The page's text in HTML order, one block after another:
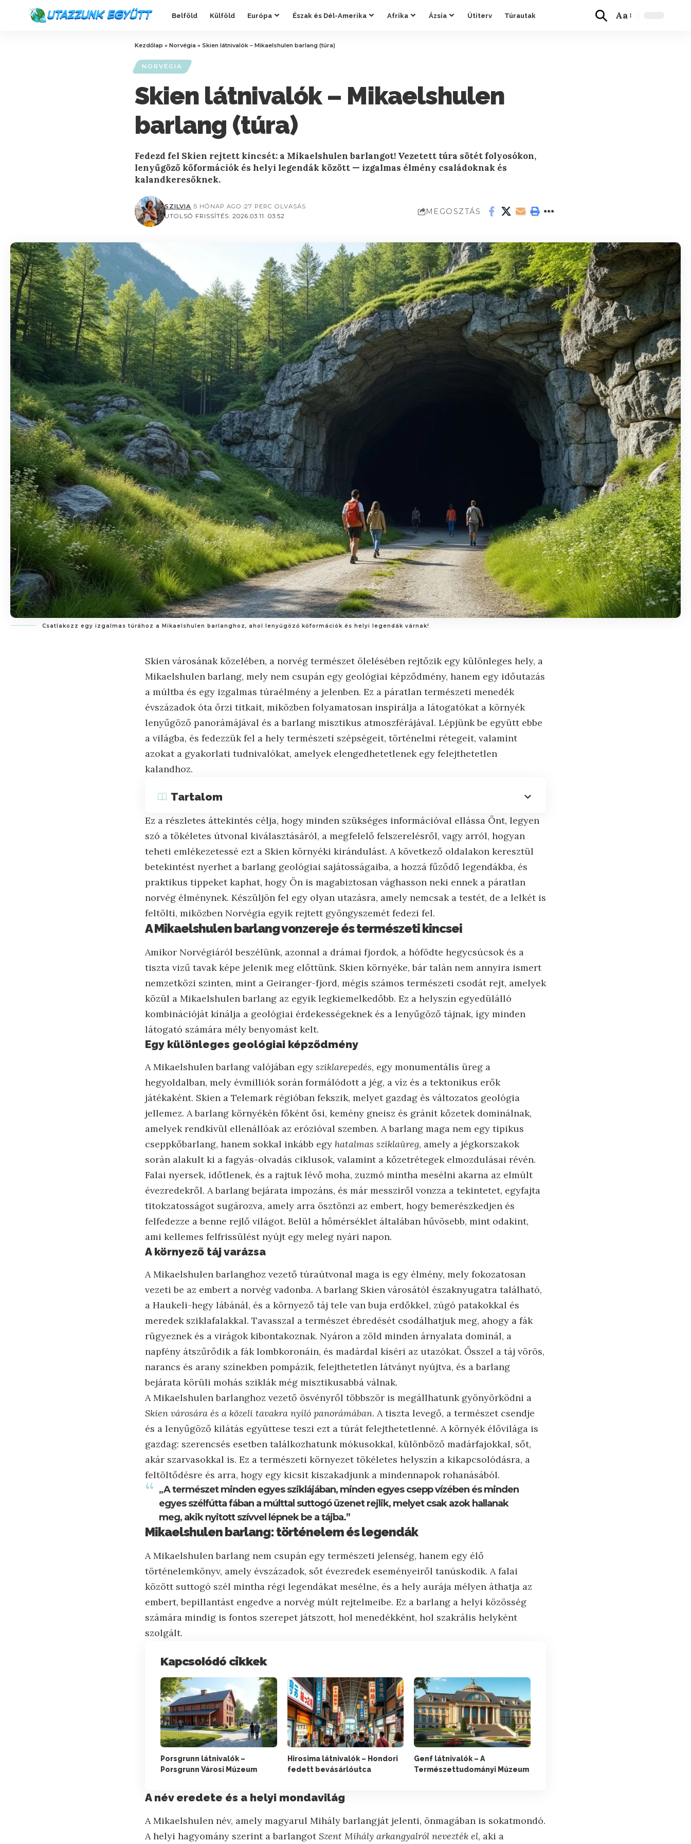
Belföld Külföld Európa Észak és Dél-Amerika Afrika Ázsia Útiterv Túrautak Aa
Kezdőlap » Norvégia » Skien látnivalók – Mikaelshulen barlang (túra)
NORVÉGIA
Skien látnivalók – Mikaelshulen
barlang (túra)
Fedezd fel Skien rejtett kincsét: a Mikaelshulen barlangot! Vezetett túra sötét folyosókon,
lenyűgöző kőformációk és helyi legendák között — izgalmas élmény családoknak és
kalandkeresőknek.
UTOLSÓ FRISSÍTÉS: 2026.03.11. 03:52
SZILVIA 5 HÓNAP AGO 27 PERC OLVASÁS
MEGOSZTÁS
Csatlakozz egy izgalmas túrához a Mikaelshulen barlanghoz, ahol lenyűgöző kőformációk és helyi legendák várnak!
Skien városának közelében, a norvég természet ölelésében rejtőzik egy különleges hely, a
Mikaelshulen barlang, mely nem csupán egy geológiai képződmény, hanem egy időutazás
a múltba és egy izgalmas túraélmény a jelenben. Ez a páratlan természeti menedék
évszázadok óta őrzi titkait, miközben folyamatosan inspirálja a látogatókat a környék
lenyűgöző panorámájával és a barlang misztikus atmoszférájával. Lépjünk be együtt ebbe
a világba, és fedezzük fel a hely természeti szépségeit, történelmi rétegeit, valamint
azokat a gyakorlati tudnivalókat, amelyek elengedhetetlenek egy felejthetetlen
kalandhoz.
Tartalom
Ez a részletes áttekintés célja, hogy minden szükséges információval ellássa Önt, legyen
szó a tökéletes útvonal kiválasztásáról, a megfelelő felszerelésről, vagy arról, hogyan
teheti emlékezetessé ezt a Skien környéki kirándulást. A következő oldalakon keresztül
betekintést nyerhet a barlang geológiai sajátosságaiba, a hozzá fűződő legendákba, és
praktikus tippeket kaphat, hogy Ön is magabiztosan vághasson neki ennek a páratlan
norvég élménynek. Készüljön fel egy olyan utazásra, amely nemcsak a testét, de a lelkét is
feltölti, miközben Norvégia egyik rejtett gyöngyszemét fedezi fel.
A Mikaelshulen barlang vonzereje és természeti kincsei
Amikor Norvégiáról beszélünk, azonnal a drámai fjordok, a hófödte hegycsúcsok és a
tiszta vizű tavak képe jelenik meg előttünk. Skien környéke, bár talán nem annyira ismert
nemzetközi szinten, mint a Geiranger-fjord, mégis számos természeti csodát rejt, amelyek
közül a Mikaelshulen barlang az egyik legkiemelkedőbb. Ez a helyszín egyedülálló
kombinációját kínálja a geológiai érdekességeknek és a lenyűgöző tájnak, így minden
látogató számára mély benyomást kelt.
Egy különleges geológiai képződmény
A Mikaelshulen barlang valójában egy sziklarepedés, egy monumentális üreg a
hegyoldalban, mely évmilliók során formálódott a jég, a víz és a tektonikus erők
játékaként. Skien a Telemark régióban fekszik, melyet gazdag és változatos geológia
jellemez. A barlang környékén főként ősi, kemény gneisz és gránit kőzetek dominálnak,
amelyek rendkívül ellenállóak az erózióval szemben. A barlang maga nem egy tipikus
cseppkőbarlang, hanem sokkal inkább egy hatalmas sziklaüreg, amely a jégkorszakok
során alakult ki a fagyás-olvadás ciklusok, valamint a kőzetrétegek elmozdulásai révén.
Falai nyersek, időtlenek, és a rajtuk lévő moha, zuzmó mintha mesélni akarna az elmúlt
évezredekről. A barlang bejárata impozáns, és már messziről vonzza a tekintetet, egyfajta
titokzatosságot sugározva, amely arra ösztönzi az embert, hogy bemerészkedjen és
felfedezze a benne rejlő világot. Belül a hőmérséklet általában hűvösebb, mint odakint,
ami kellemes felfrissülést nyújt egy meleg nyári napon.
A környező táj varázsa
A Mikaelshulen barlanghoz vezető túraútvonal maga is egy élmény, mely fokozatosan
vezeti be az embert a norvég vadonba. A barlang Skien városától északnyugatra található,
a Haukeli-hegy lábánál, és a környező táj tele van buja erdőkkel, zúgó patakokkal és
meredek sziklafalakkal. Tavasszal a természet ébredését csodálhatjuk meg, ahogy a fák
rügyeznek és a virágok kibontakoznak. Nyáron a zöld minden árnyalata dominál, a
napfény átszűrődik a fák lombkoronáin, és madárdal kíséri az utazókat. Ősszel a táj vörös,
narancs és arany színekben pompázik, felejthetetlen látványt nyújtva, és a barlang
bejárata körüli mohás sziklák még misztikusabbá válnak.
A Mikaelshulen barlanghoz vezető ösvényről többször is megállhatunk gyönyörködni a
Skien városára és a közeli tavakra nyíló panorámában. A tiszta levegő, a természet csendje
és a lenyűgöző kilátás együttese teszi ezt a túrát felejthetetlenné. A környék élővilága is
gazdag: szerencsés esetben találkozhatunk mókusokkal, különböző madárfajokkal, sőt,
akár szarvasokkal is. Ez a természeti környezet tökéletes helyszín a kikapcsolódásra, a
feltöltődésre és arra, hogy egy kicsit kiszakadjunk a mindennapok rohanásából.
„A természet minden egyes sziklájában, minden egyes csepp vízében és minden
egyes szélfútta fában a múlttal suttogó üzenet rejlik, melyet csak azok hallanak
meg, akik nyitott szívvel lépnek be a tájba.”
Mikaelshulen barlang: történelem és legendák
A Mikaelshulen barlang nem csupán egy természeti jelenség, hanem egy élő
történelemkönyv, amely évszázadok, sőt évezredek eseményeiről tanúskodik. A falai
között suttogó szél mintha régi legendákat mesélne, és a hely aurája mélyen áthatja az
embert, bepillantást engedve a norvég múlt rejtelmeibe. Ez a barlang a helyi közösség
számára mindig is fontos szerepet játszott, hol menedékként, hol szakrális helyként
szolgált.
Kapcsolódó cikkek
Porsgrunn látnivalók –
Porsgrunn Városi Múzeum
Hirosima látnivalók – Hondori
fedett bevásárlóutca
Genf látnivalók – A
Természettudományi Múzeum
A név eredete és a helyi mondavilág
A Mikaelshulen név, amely magyarul Mihály barlangját jelenti, önmagában is sokatmondó.
A helyi hagyomány szerint a barlangotSzent Mihály arkangyalról nevezték el, aki a